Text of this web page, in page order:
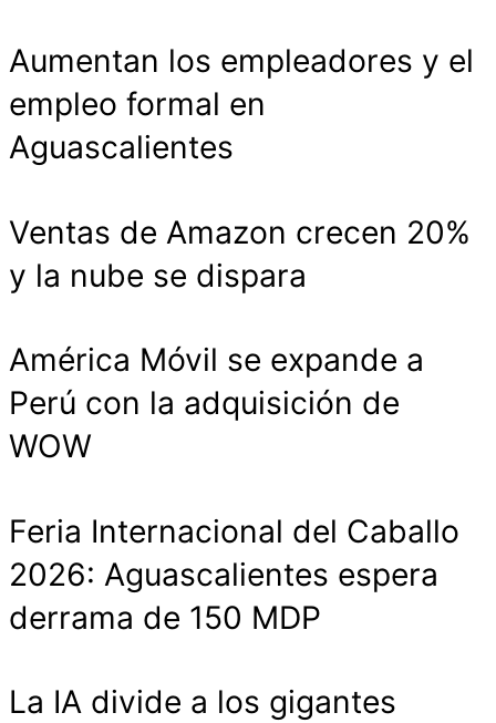
Aumentan los empleadores y el
empleo formal en
Aguascalientes
Ventas de Amazon crecen 20%
y la nube se dispara
América Móvil se expande a
Perú con la adquisición de
WOW
Feria Internacional del Caballo
2026: Aguascalientes espera
derrama de 150 MDP
La IA divide a los gigantes